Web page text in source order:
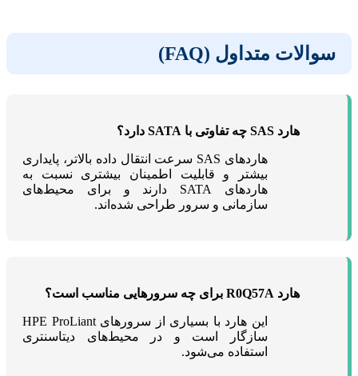
سوالات متداول (FAQ)
هارد SAS چه تفاوتی با SATA دارد؟
هاردهای SAS سرعت انتقال داده بالاتر، پایداری
بیشتر و قابلیت اطمینان بیشتری نسبت به
هاردهای SATA دارند و برای محیط‌های
سازمانی و سرور طراحی شده‌اند.
هارد R0Q57A برای چه سرورهایی مناسب است؟
این هارد با بسیاری از سرورهای HPE ProLiant
سازگار است و در محیط‌های دیتاسنتری
استفاده می‌شود.